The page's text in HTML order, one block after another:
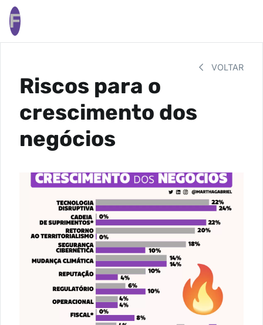
F
VOLTAR
Riscos para o
crescimento dos
negócios